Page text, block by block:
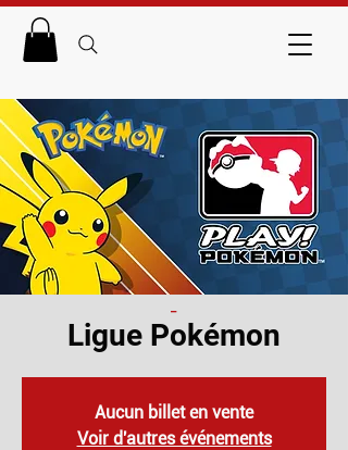
Ligue Pokémon
Aucun billet en vente
Voir d'autres événements